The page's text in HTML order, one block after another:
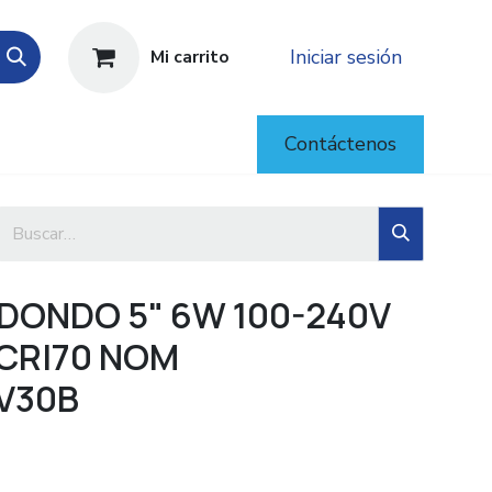
Mi carrito
Iniciar sesión
Contáctenos
5" 6W 100-240V
NOM